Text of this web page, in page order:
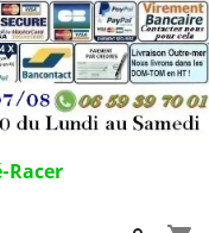
Racer